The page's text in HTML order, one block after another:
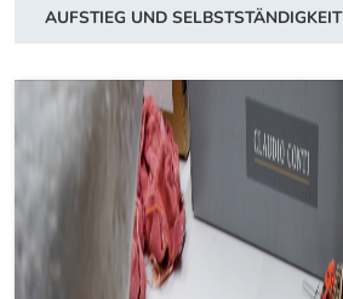
AUFSTIEG UND SELBSTSTÄNDIGKEIT